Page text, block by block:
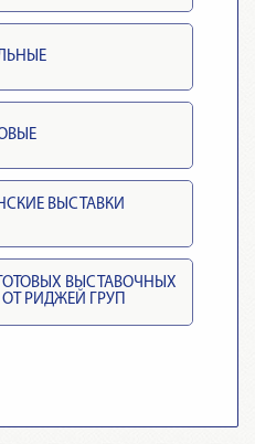
ВЫСТАВКИ
ВЫСТАВОЧНЫХ
РИДЖЕЙ ГРУП